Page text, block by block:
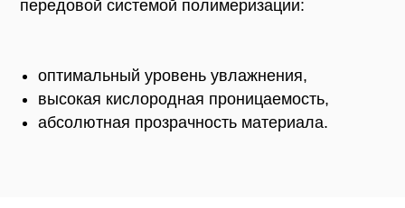
передовой системой полимеризации:
оптимальный уровень увлажнения,
высокая кислородная проницаемость,
абсолютная прозрачность материала.